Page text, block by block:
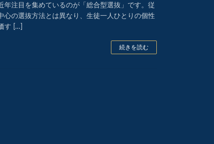
年注目を集めているのが「総合型選抜」です。従
心の選抜方法とは異なり、生徒一人ひとりの個性
す […]
続きを読む